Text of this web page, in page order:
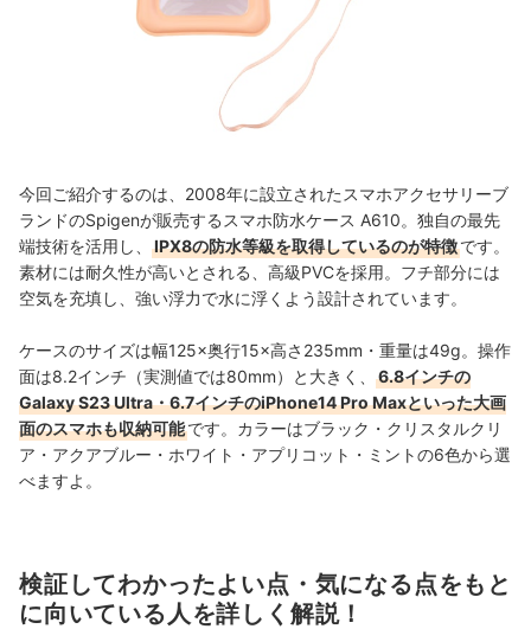
今回ご紹介するのは、2008年に設立されたスマホアクセサリーブ
ランドのSpigenが販売するスマホ防水ケース A610。独自の最先
端技術を活用し、
IPX8の防水等級を取得しているのが特徴です。
素材には耐久性が高いとされる、高級PVCを採用。フチ部分には
空気を充填し、強い浮力で水に浮くよう設計されています。
ケースのサイズは幅125×奥行15×高さ235mm・重量は49g。操作
面は8.2インチ（実測値では80mm）と大きく、
6.8インチの
Galaxy S23 Ultra・6.7インチのiPhone14 Pro Maxといった大画
面のスマホも収納可能です。カラーはブラック・クリスタルクリ
ア・アクアブルー・ホワイト・アプリコット・ミントの6色から選
べますよ。
検証してわかったよい点・気になる点をもと
に向いている人を詳しく解説！